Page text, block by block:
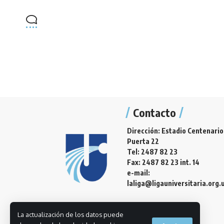
La actualización de los datos puede
Contacto
Dirección: Estadio Centenario
Puerta 22
Tel: 2487 82 23
Fax: 2487 82 23 int. 14
e-mail: